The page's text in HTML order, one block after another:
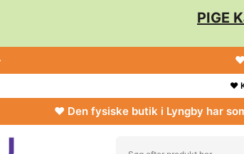
PIGE
♥
♥ Den fysiske butik i Lyngby har